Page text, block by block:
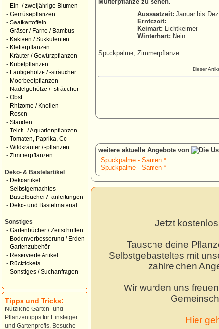
- Ein- / zweijährige Blumen
- Gemüsepflanzen
- Saatkartoffeln
- Gräser / Farne / Bambus
- Kakteen / Sukkulenten
- Kletterpflanzen
- Kräuter / Gewürzpflanzen
- Kübelpflanzen
-
Laubgehölze / -sträucher
- Moorbeetpflanzen
- Nadelgehölze / -sträucher
- Obst
- Rhizome / Knollen
- Rosen
- Stauden
- Teich- / Aquarienpflanzen
- Tomaten, Paprika, Co
- Wildkräuter / -pflanzen
- Zimmerpflanzen
Deko- & Bastelartikel
- Dekoartikel
- Selbstgemachtes
- Bastelbücher / -anleitungen
- Deko- und Bastelmaterial
Sonstiges
- Gartenbücher / Zeitschriften
- Bodenverbesserung / Erden
- Gartenzubehör
- Reservierte Artikel
- Rücktickets
- Sonstiges / Suchanfragen
Tipps und Tricks:
Nützliche Garten- und
Pflanzentipps für Einsteiger
und Gartenprofis. Besuche
Mutterpflanze zu sehen.
Aussaatzeit: Januar bis
Erntezeit: -
Keimart: Lichtkeimer
Winterhart: Nein
Spuckpalme, Zimmerpflanze
Dieser
weitere aktuelle Angebote von
Spuckpalme - Samen *
Spuckpalme - Samen *
Jetzt
Tausche deine
Selbstgebasteltes mit
zahlreichen
Wir würden uns
Hier